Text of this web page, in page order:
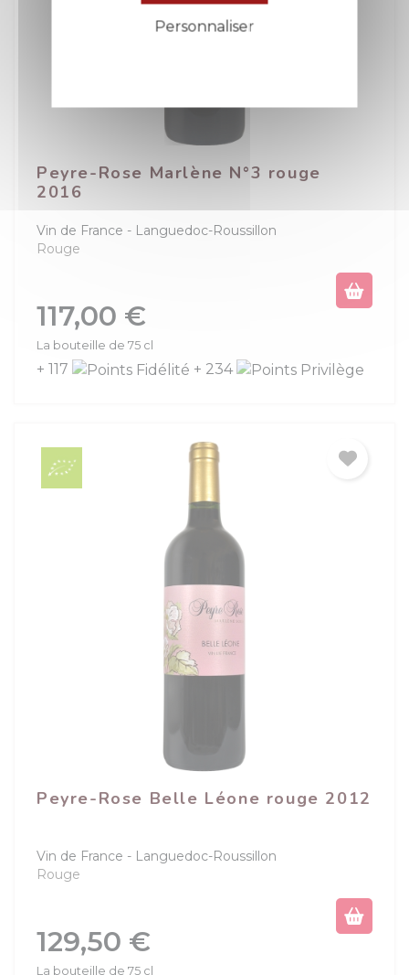
Peyre-Rose Marlène N°3 rouge
2016
Vin de France
Languedoc-Roussillon
Rouge
Prix
117,00 €
La bouteille de 75 cl
+ 117 + 234
Peyre-Rose Belle Léone rouge 2012
Vin de France
Languedoc-Roussillon
Rouge
Prix
129,50 €
La bouteille de 75 cl
Personnaliser